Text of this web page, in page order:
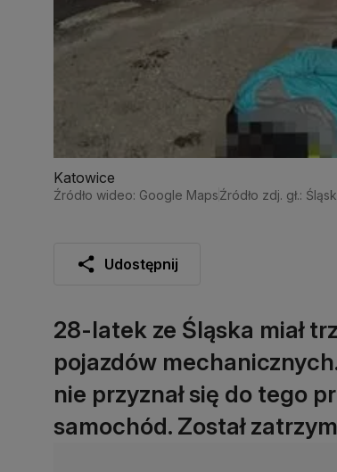
Katowice
Źródło wideo: Google MapsŹródło zdj. gł.:
Udostępnij
28-latek ze Śląska miał
pojazdów
nie przyznał się do tego
samochód. Został